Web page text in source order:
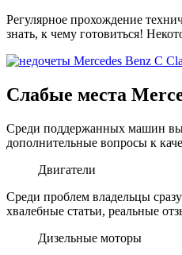
Регулярное прохождение
знать, к чему готовиться!
Слабые места
Среди поддержанных машин
дополнительные вопросы к
Двигатели
Среди проблем владельцы
хвалебные статьи, реальные
Дизельные моторы